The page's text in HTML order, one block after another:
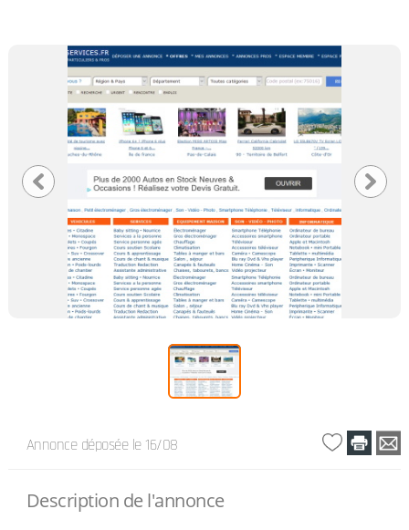
Annonce déposée le 16/08
Description de l'annonce